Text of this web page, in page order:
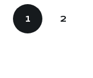
1 2